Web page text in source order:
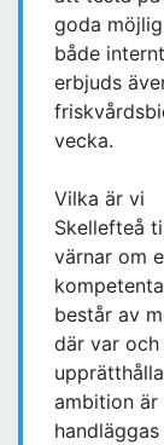
goda
både
erbjuds
vecka.
Vilka är vi
Skellefteå
värnar om
består av
där var
ambition är